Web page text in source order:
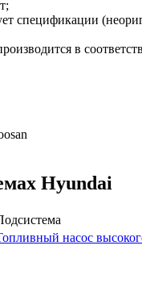
спецификации
в
Hyundai
насос